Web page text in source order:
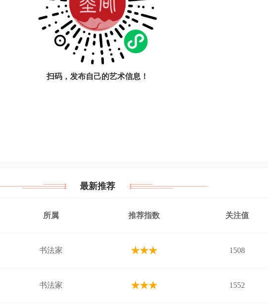
扫码，发布自己的艺术信息！
最新推荐
所属 推荐指数 关注值
书法家 ★★★ 1508
书法家 ★★★ 1552